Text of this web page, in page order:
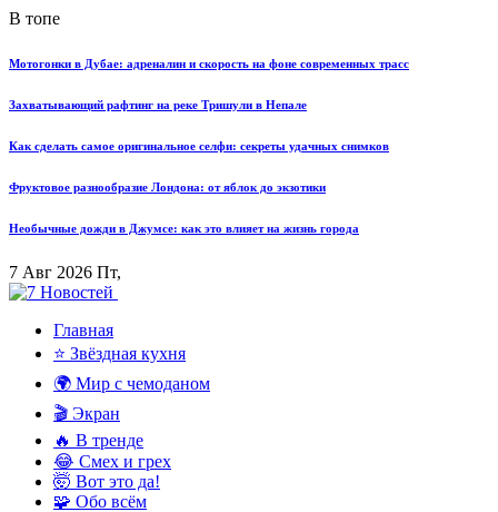
В топе
Мотогонки в Дубае: адреналин и скорость на фоне современных трасс
Захватывающий рафтинг на реке Тришули в Непале
Как сделать самое оригинальное селфи: секреты удачных снимков
Фруктовое разнообразие Лондона: от яблок до экзотики
Необычные дожди в Джумсе: как это влияет на жизнь города
7 Авг 2026 Пт,
Главная
⭐ Звёздная кухня
🌍 Мир с чемоданом
🎬 Экран
🔥 В тренде
😂 Смех и грех
🤯 Вот это да!
🧩 Обо всём